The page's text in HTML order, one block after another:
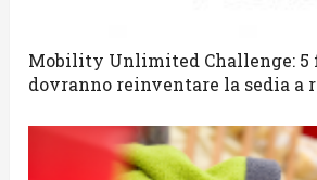
Mobility Unlimited Challenge:
dovranno reinventare la sedia a